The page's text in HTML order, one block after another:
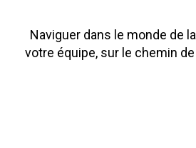
Naviguer dans le monde de
votre équipe, sur le chemin